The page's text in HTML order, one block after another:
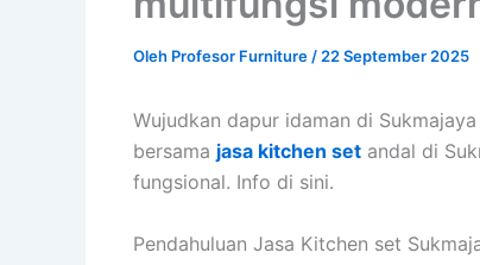
Oleh Profesor Furniture / 22 September 2025
Wujudkan dapur idaman di
bersama jasa kitchen set andal di
fungsional. Info di sini.
Pendahuluan Jasa Kitchen set